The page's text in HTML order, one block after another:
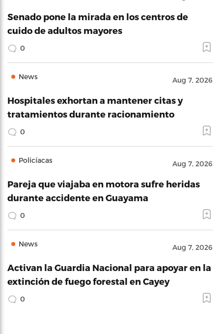
Senado pone la mirada en los centros de
cuido de adultos mayores
0
News Aug 7, 2026
Hospitales exhortan a mantener citas y
tratamientos durante racionamiento
0
Policíacas Aug 7, 2026
Pareja que viajaba en motora sufre heridas
durante accidente en Guayama
0
News Aug 7, 2026
Activan la Guardia Nacional para apoyar en la
extinción de fuego forestal en Cayey
0